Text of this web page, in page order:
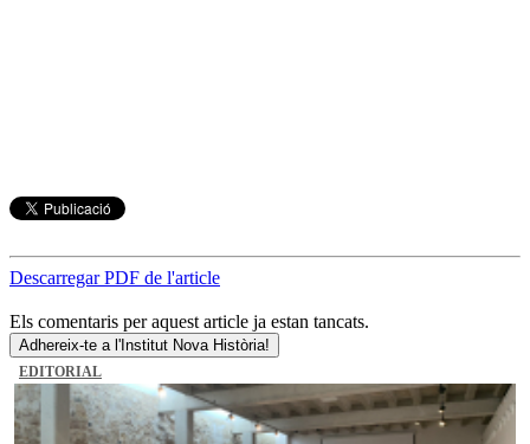
Descarregar PDF de l'article
Els comentaris per aquest article ja estan tancats.
Adhereix-te a l'Institut Nova Història!
EDITORIAL